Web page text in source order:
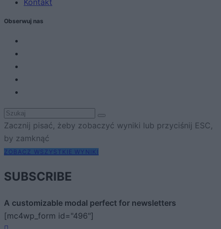
Obserwuj nas
Zacznij pisać, żeby zobaczyć wyniki lub przyciśnij ESC,
by zamknąć
ZOBACZ WSZYSTKIE WYNIKI
SUBSCRIBE
A customizable modal perfect for newsletters
[mc4wp_form id="496"]